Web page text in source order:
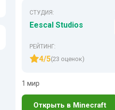
СТУДИЯ:
Eescal Studios
РЕЙТИНГ:
4/5(23 оценок)
1 мир
Открыть в Minecraft